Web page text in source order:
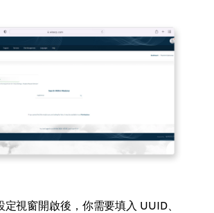
定視窗開啟後，你需要填入 UUID、